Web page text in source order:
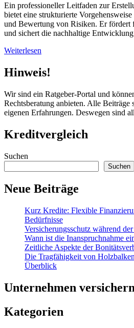
Ein professioneller Leitfaden zur
bietet eine strukturierte
und Bewertung von Risiken. Er fördert
und sichert die nachhaltige
Weiterlesen
Hinweis!
Wir sind ein Ratgeber-Portal und
Rechtsberatung anbieten. Alle Beiträge
eigenen Erfahrungen. Deswegen sind
Kreditvergleich
Suchen
Suchen
Neue Beiträge
Kurz Kredite: Flexible
Bedürfnisse
Versicherungsschutz während
Wann ist die Inanspruchnahme
Zeitliche Aspekte der
Die Tragfähigkeit von
Überblick
Unternehmen versichern
Kategorien